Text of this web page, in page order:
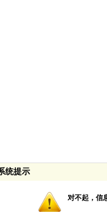
统提示
对不起，信